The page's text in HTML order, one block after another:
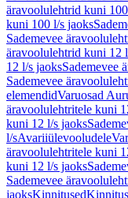
äravoolulehtrid kuni
kuni 100 l/s jaoks
Sademevee
äravoolulehtrid kuni 12
12 l/s jaoksSademevee
Sademevee
elemendidVaruosad
äravoolulehtritele kuni
kuni 12 l/s jaoks
l/sAvariiülevooludele
äravoolulehtritele kuni
kuni 12 l/s jaoks
Sademevee
jaoksKinnitused